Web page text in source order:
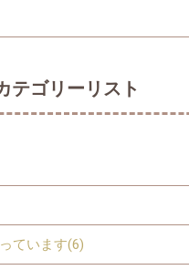
テゴリーリスト
ています(6)